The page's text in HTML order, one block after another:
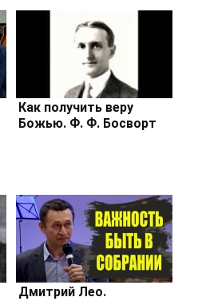
Как получить веру
Божью. Ф. Ф. Босворт
Дмитрий Лео.